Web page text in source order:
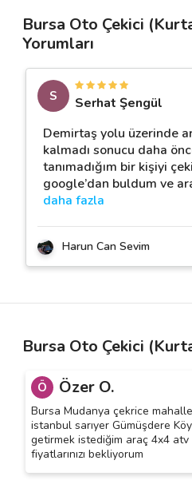
Bursa Oto Çekici
Yorumları
S
Serhat Şengül
Demirtaş yolu üzerinde
kalmadı sonucu daha
tanımadığım bir kişiyi
google’dan buldum ve
daha fazla
Harun Can Sevim
Bursa Oto Çekici
Ö Özer O.
Bursa Mudanya çekrice
istanbul sarıyer Gümüşdere
getirmek istediğim araç 4x4 atv
fiyatlarınızı bekliyorum